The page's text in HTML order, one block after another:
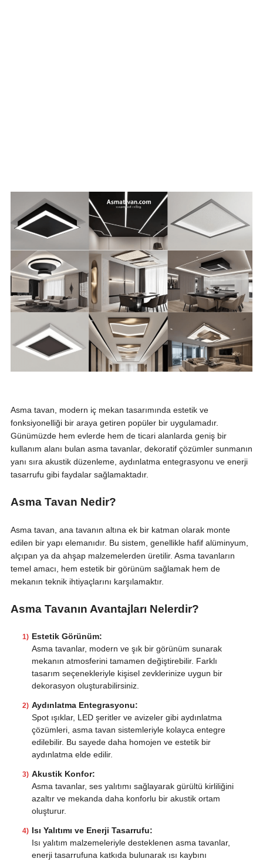
Asma tavan, modern iç mekan tasarımında estetik ve
fonksiyonelliği bir araya getiren popüler bir uygulamadır.
Günümüzde hem evlerde hem de ticari alanlarda geniş bir
kullanım alanı bulan asma tavanlar, dekoratif çözümler sunmanın
yanı sıra akustik düzenleme, aydınlatma entegrasyonu ve enerji
tasarrufu gibi faydalar sağlamaktadır.
Asma Tavan Nedir?
Asma tavan, ana tavanın altına ek bir katman olarak monte
edilen bir yapı elemanıdır. Bu sistem, genellikle hafif alüminyum,
alçıpan ya da ahşap malzemelerden üretilir. Asma tavanların
temel amacı, hem estetik bir görünüm sağlamak hem de
mekanın teknik ihtiyaçlarını karşılamaktır.
Asma Tavanın Avantajları Nelerdir?
Estetik Görünüm:
Asma tavanlar, modern ve şık bir görünüm sunarak
mekanın atmosferini tamamen değiştirebilir. Farklı
tasarım seçenekleriyle kişisel zevklerinize uygun bir
dekorasyon oluşturabilirsiniz.
Aydınlatma Entegrasyonu:
Spot ışıklar, LED şeritler ve avizeler gibi aydınlatma
çözümleri, asma tavan sistemleriyle kolayca entegre
edilebilir. Bu sayede daha homojen ve estetik bir
aydınlatma elde edilir.
Akustik Konfor:
Asma tavanlar, ses yalıtımı sağlayarak gürültü kirliliğini
azaltır ve mekanda daha konforlu bir akustik ortam
oluşturur.
Isı Yalıtımı ve Enerji Tasarrufu:
Isı yalıtım malzemeleriyle desteklenen asma tavanlar,
enerji tasarrufuna katkıda bulunarak ısı kaybını